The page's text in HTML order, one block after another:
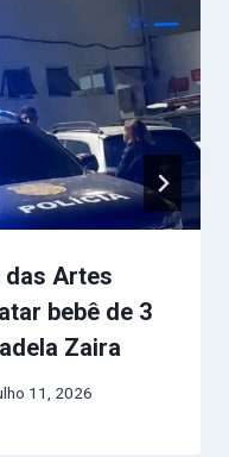
das Artes
bebê de 3
Zaira
11, 2026